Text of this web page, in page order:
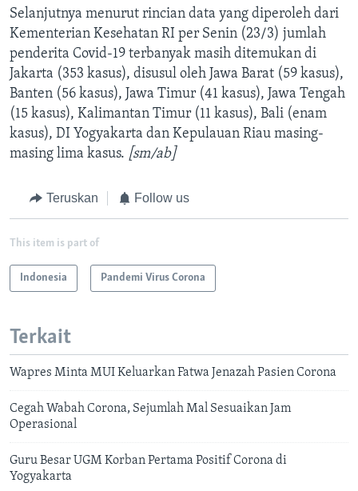
Selanjutnya menurut rincian data yang diperoleh dari
Kementerian Kesehatan RI per Senin (23/3) jumlah
penderita Covid-19 terbanyak masih ditemukan di
Jakarta (353 kasus), disusul oleh Jawa Barat (59 kasus),
Banten (56 kasus), Jawa Timur (41 kasus), Jawa Tengah
(15 kasus), Kalimantan Timur (11 kasus), Bali (enam
kasus), DI Yogyakarta dan Kepulauan Riau masing-
masing lima kasus. [sm/ab]
Teruskan Follow us
This item is part of
Indonesia Pandemi Virus Corona
Terkait
Wapres Minta MUI Keluarkan Fatwa Jenazah Pasien Corona
Cegah Wabah Corona, Sejumlah Mal Sesuaikan Jam
Operasional
Guru Besar UGM Korban Pertama Positif Corona di
Yogyakarta